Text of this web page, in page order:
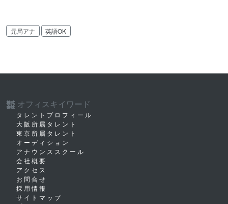
元局アナ 英語OK
株式
会社 オフィスキイワード
タレントプロフィール
大阪所属タレント
東京所属タレント
オーディション
アナウンススクール
会社概要
アクセス
お問合せ
採用情報
サイトマップ